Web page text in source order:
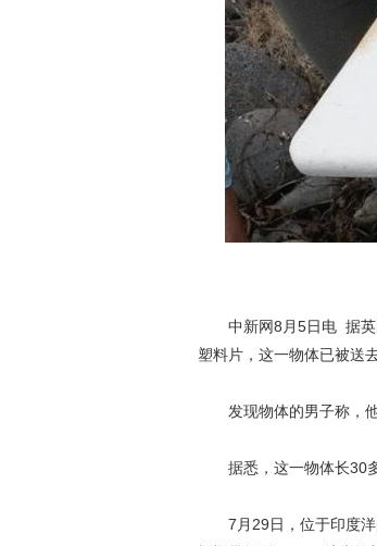
中新网8月5日电 据英
塑料片，这一物体已被送
发现物体的男子称，他
据悉，这一物体长30多
7月29日，位于印度洋